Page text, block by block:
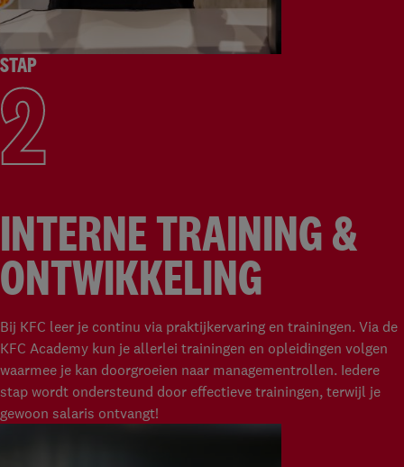
STAP
2
INTERNE TRAINING &
ONTWIKKELING
Bij KFC leer je continu via praktijkervaring en trainingen. Via de
KFC Academy kun je allerlei trainingen en opleidingen volgen
waarmee je kan doorgroeien naar managementrollen. Iedere
stap wordt ondersteund door effectieve trainingen, terwijl je
gewoon salaris ontvangt!